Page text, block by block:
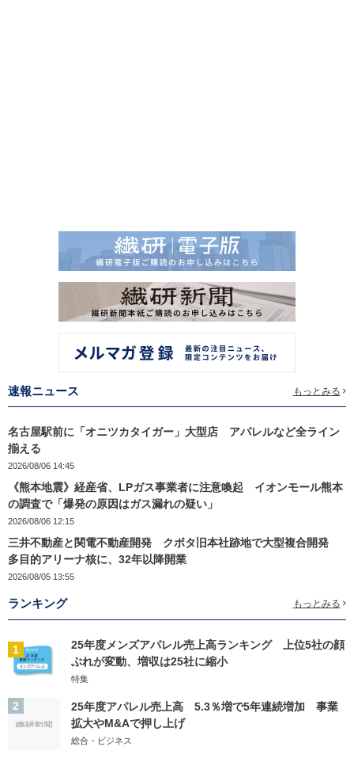
速報ニュース もっとみる
名古屋駅前に「オニツカタイガー」大型店 アパレルなど全ライン
揃える
2026/08/06 14:45
《熊本地震》経産省、LPガス事業者に注意喚起 イオンモール熊本
の調査で「爆発の原因はガス漏れの疑い」
2026/08/06 12:15
三井不動産と関電不動産開発 クボタ旧本社跡地で大型複合開発
多目的アリーナ核に、32年以降開業
2026/08/05 13:55
ランキング もっとみる
1
25年度メンズアパレル売上高ランキング 上位5社の顔
ぶれが変動、増収は25社に縮小
特集
2
25年度アパレル売上高 5.3％増で5年連続増加 事業
拡大やM&Aで押し上げ
総合・ビジネス